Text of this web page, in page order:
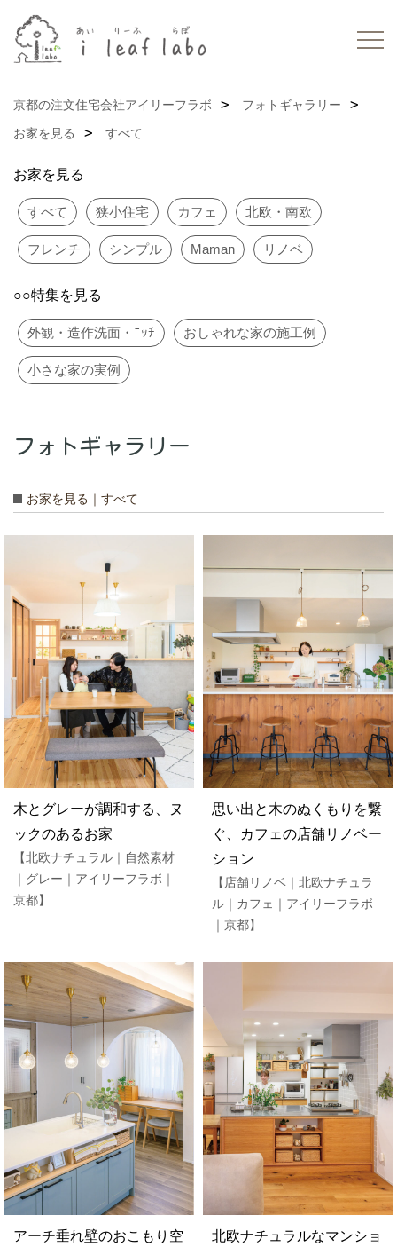
京都の注文住宅会社アイリーフラボ
フォトギャラリー
お家を見る
すべて
お家を見る
すべて 狭小住宅 カフェ 北欧・南欧
フレンチ シンプル Maman リノベ
○○特集を見る
外観・造作洗面・ﾆｯﾁ おしゃれな家の施工例
小さな家の実例
フォトギャラリー
お家を見る｜すべて
木とグレーが調和する、ヌ
ックのあるお家
【北欧ナチュラル｜自然素材
｜グレー｜アイリーフラボ｜
京都】
思い出と木のぬくもりを繋
ぐ、カフェの店舗リノベー
ション
【店舗リノベ｜北欧ナチュラ
ル｜カフェ｜アイリーフラボ
｜京都】
アーチ垂れ壁のおこもり空
北欧ナチュラルなマンショ